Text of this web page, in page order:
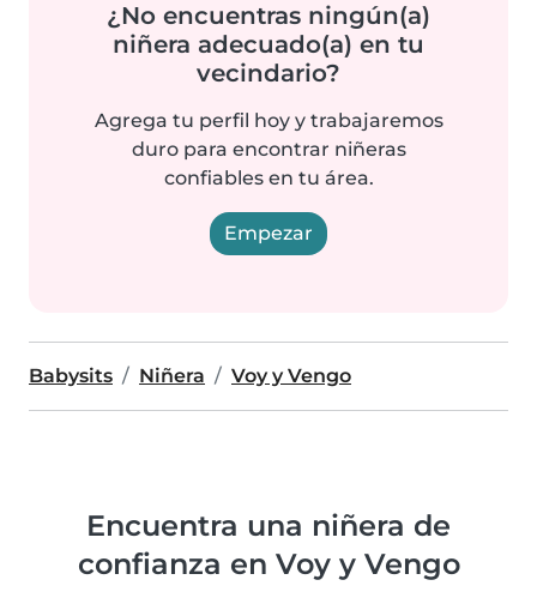
¿No encuentras ningún(a)
niñera adecuado(a) en tu
vecindario?
Agrega tu perfil hoy y trabajaremos
duro para encontrar niñeras
confiables en tu área.
Empezar
Babysits Niñera Voy y Vengo
Encuentra una niñera de
confianza en Voy y Vengo